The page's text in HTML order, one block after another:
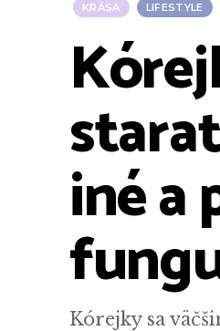
KRÁSA LIFESTYLE
iné a
Kórejky sa